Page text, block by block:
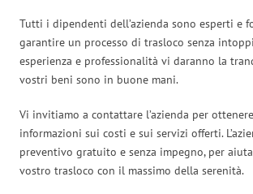
Tutti i dipendenti dell’azienda sono esperti e
garantire un processo di trasloco senza
esperienza e professionalità vi daranno la
vostri beni sono in buone mani.
Vi invitiamo a contattare l’azienda per
informazioni sui costi e sui servizi offerti.
preventivo gratuito e senza impegno, per
vostro trasloco con il massimo della serenità.